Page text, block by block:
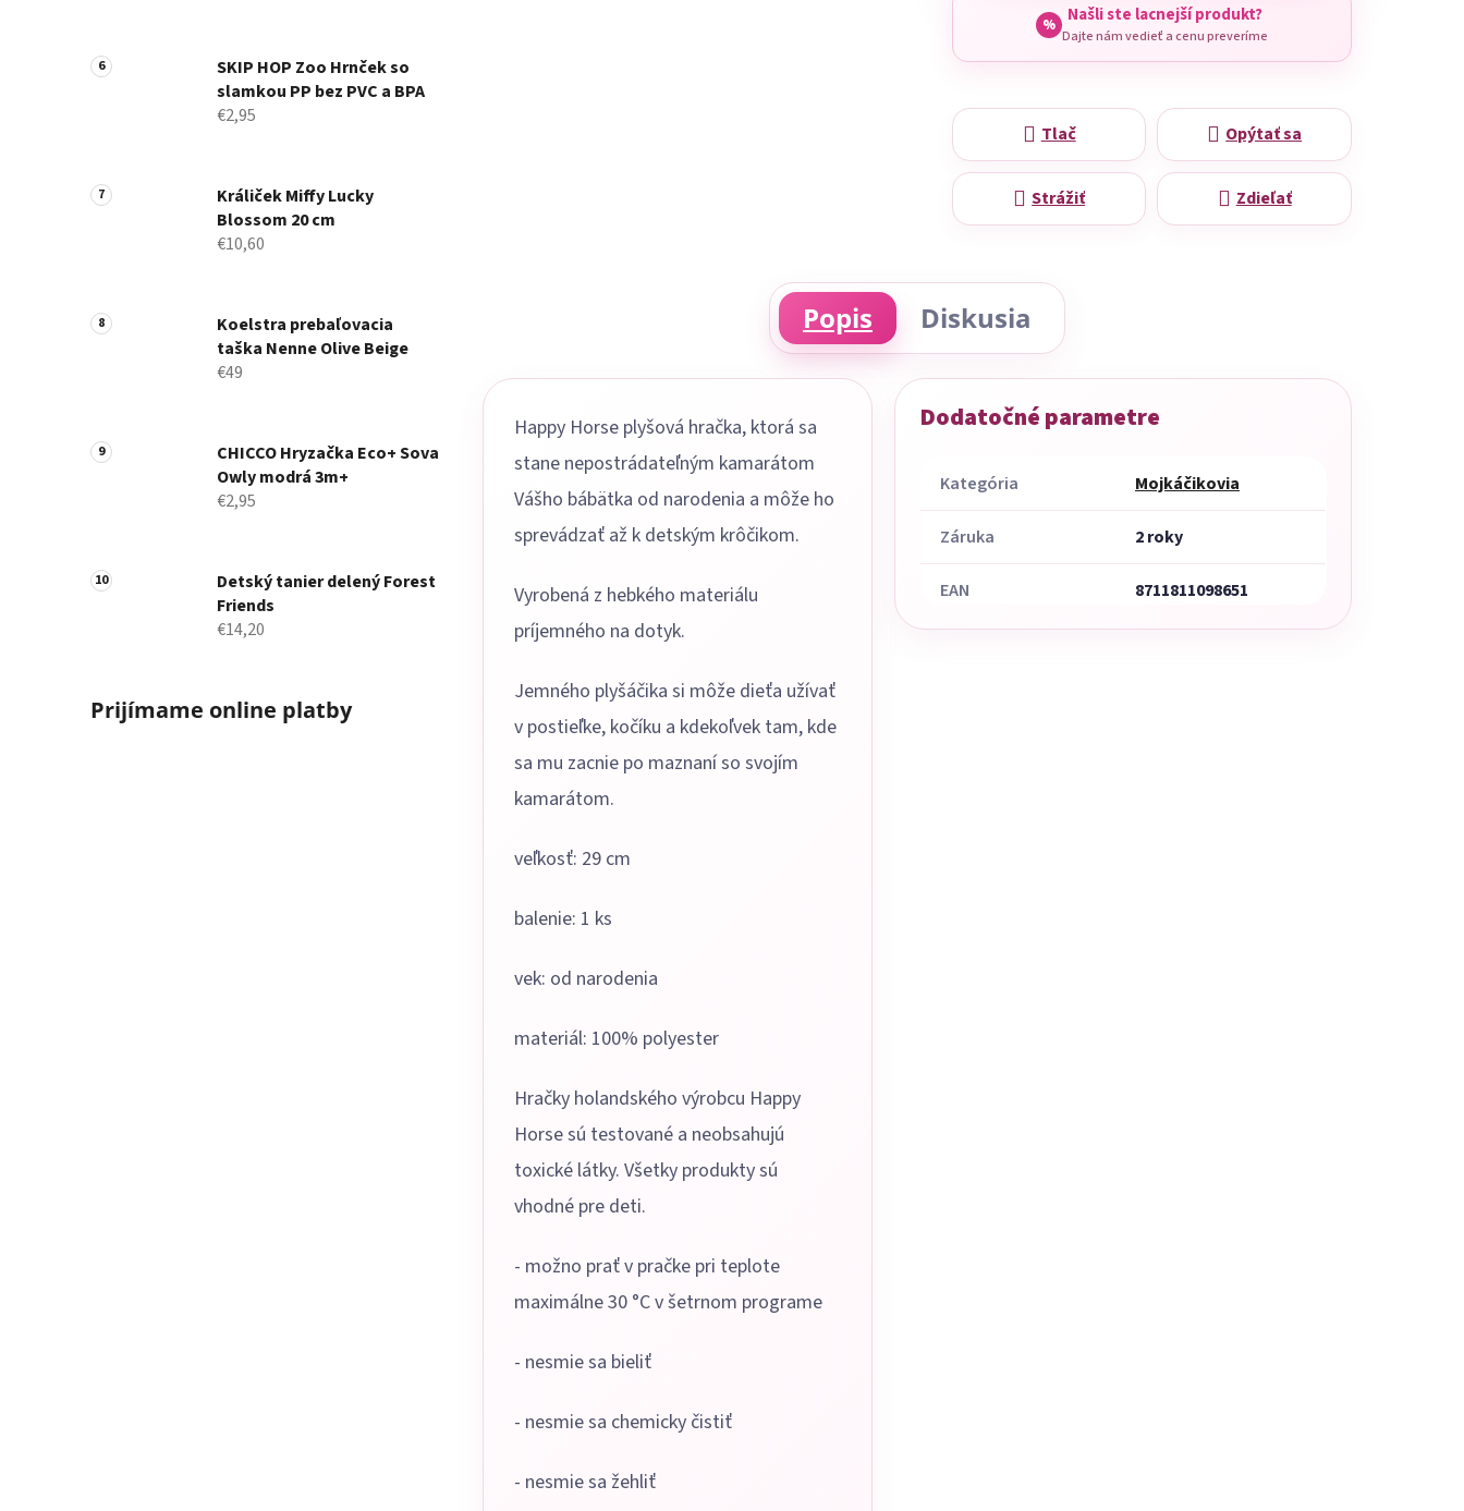
SKIP HOP Zoo Hrnček so
slamkou PP bez PVC a BPA
€2,95
Králiček Miffy Lucky
Blossom 20 cm
€10,60
Koelstra prebaľovacia
taška Nenne Olive Beige
€49
CHICCO Hryzačka Eco+ Sova
Owly modrá 3m+
€2,95
Detský tanier delený Forest
Friends
€14,20
Prijímame online platby
% Našli ste lacnejší produkt?
Dajte nám vedieť a cenu preveríme
Tlač Opýtať sa
Strážiť Zdieľať
Popis Diskusia
Happy Horse plyšová hračka, ktorá sa
stane nepostrádateľným kamarátom
Vášho bábätka od narodenia a môže ho
sprevádzať až k detským krôčikom.
Vyrobená z hebkého materiálu
príjemného na dotyk.
Jemného plyšáčika si môže dieťa užívať
v postieľke, kočíku a kdekoľvek tam, kde
sa mu zacnie po maznaní so svojím
kamarátom.
veľkosť: 29 cm
balenie: 1 ks
vek: od narodenia
materiál: 100% polyester
Hračky holandského výrobcu Happy
Horse sú testované a neobsahujú
toxické látky. Všetky produkty sú
vhodné pre deti.
- možno prať v pračke pri teplote
maximálne 30 °C v šetrnom programe
- nesmie sa bieliť
- nesmie sa chemicky čistiť
- nesmie sa žehliť
Dodatočné parametre
Kategória Mojkáčikovia
Záruka 2 roky
EAN 8711811098651